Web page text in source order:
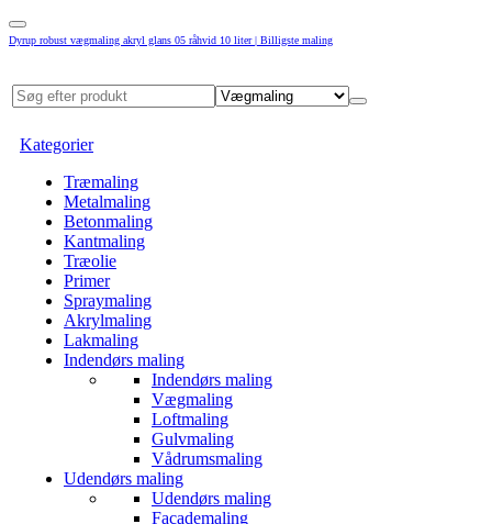
Dyrup robust vægmaling akryl glans 05 råhvid 10 liter | Billigste maling
Kategorier
Træmaling
Metalmaling
Betonmaling
Kantmaling
Træolie
Primer
Spraymaling
Akrylmaling
Lakmaling
Indendørs maling
Indendørs maling
Vægmaling
Loftmaling
Gulvmaling
Vådrumsmaling
Udendørs maling
Udendørs maling
Facademaling